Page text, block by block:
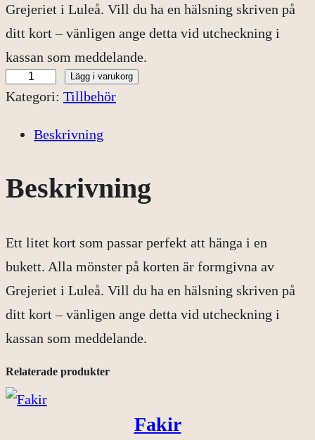
Grejeriet i Luleå. Vill du ha en hälsning skriven på
ditt kort – vänligen ange detta vid utcheckning i
kassan som meddelande.
H
ä
n
i
g
s
k
o
r
t
m
Lägg i varukorg
Kategori: Tillbehör
Beskrivning
Beskrivning
Ett litet kort som passar perfekt att hänga i en
bukett. Alla mönster på korten är formgivna av
Grejeriet i Luleå. Vill du ha en hälsning skriven på
ditt kort – vänligen ange detta vid utcheckning i
kassan som meddelande.
Relaterade produkter
Fakir